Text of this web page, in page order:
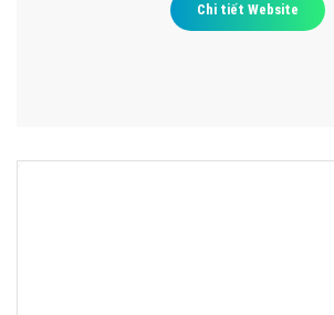
Chi tiết Website